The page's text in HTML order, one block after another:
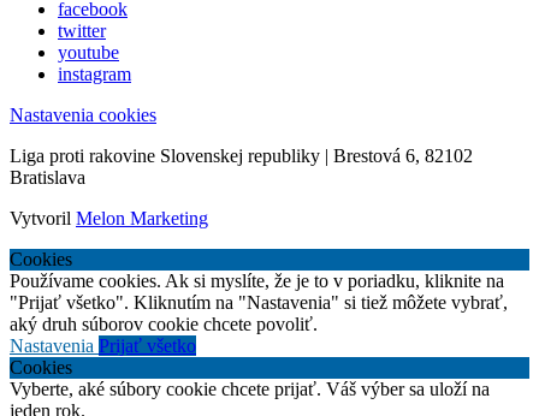
facebook
twitter
youtube
instagram
Nastavenia cookies
Liga proti rakovine Slovenskej republiky | Brestová 6, 82102
Bratislava
Vytvoril Melon Marketing
Cookies
Používame cookies. Ak si myslíte, že je to v poriadku, kliknite na
"Prijať všetko". Kliknutím na "Nastavenia" si tiež môžete vybrať,
aký druh súborov cookie chcete povoliť.
Nastavenia Prijať všetko
Cookies
Vyberte, aké súbory cookie chcete prijať. Váš výber sa uloží na
jeden rok.